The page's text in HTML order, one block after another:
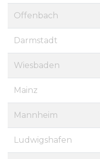
Offenbach
Darmstadt
Wiesbaden
Mainz
Mannheim
Ludwigshafen